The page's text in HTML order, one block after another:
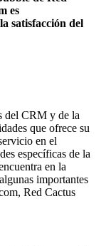
es
satisfacción del
del CRM y de la
que ofrece su
en el
específicas de la
en la
importantes
Red Cactus